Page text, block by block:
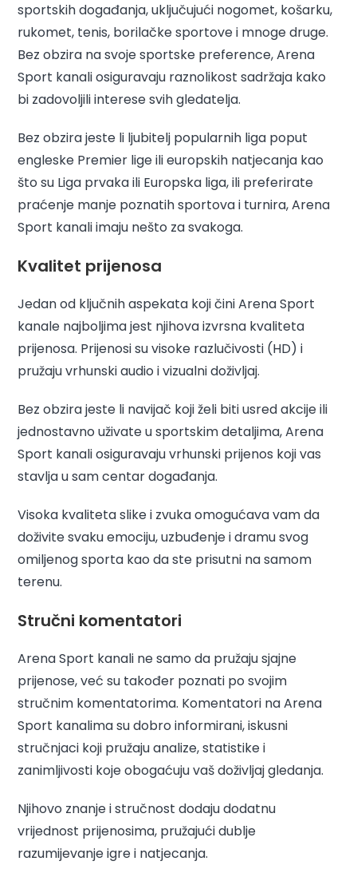
sportskih događanja, uključujući nogomet, košarku,
rukomet, tenis, borilačke sportove i mnoge druge.
Bez obzira na svoje sportske preference, Arena
Sport kanali osiguravaju raznolikost sadržaja kako
bi zadovoljili interese svih gledatelja.
Bez obzira jeste li ljubitelj popularnih liga poput
engleske Premier lige ili europskih natjecanja kao
što su Liga prvaka ili Europska liga, ili preferirate
praćenje manje poznatih sportova i turnira, Arena
Sport kanali imaju nešto za svakoga.
Kvalitet prijenosa
Jedan od ključnih aspekata koji čini Arena Sport
kanale najboljima jest njihova izvrsna kvaliteta
prijenosa. Prijenosi su visoke razlučivosti (HD) i
pružaju vrhunski audio i vizualni doživljaj.
Bez obzira jeste li navijač koji želi biti usred akcije ili
jednostavno uživate u sportskim detaljima, Arena
Sport kanali osiguravaju vrhunski prijenos koji vas
stavlja u sam centar događanja.
Visoka kvaliteta slike i zvuka omogućava vam da
doživite svaku emociju, uzbuđenje i dramu svog
omiljenog sporta kao da ste prisutni na samom
terenu.
Stručni komentatori
Arena Sport kanali ne samo da pružaju sjajne
prijenose, već su također poznati po svojim
stručnim komentatorima. Komentatori na Arena
Sport kanalima su dobro informirani, iskusni
stručnjaci koji pružaju analize, statistike i
zanimljivosti koje obogaćuju vaš doživljaj gledanja.
Njihovo znanje i stručnost dodaju dodatnu
vrijednost prijenosima, pružajući dublje
razumijevanje igre i natjecanja.